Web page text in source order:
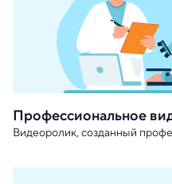
Профессиональное
Видеоролик, созданный